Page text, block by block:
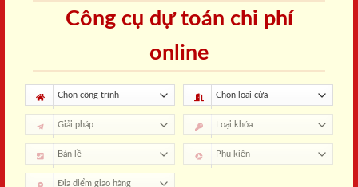
Công cụ dự toán chi phí
online